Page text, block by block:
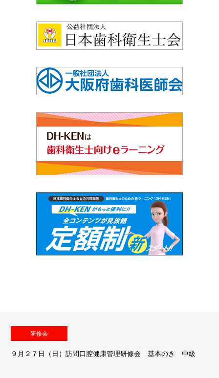
研修会
９月２７日（日）訪問口腔健康管理研修会 基本のき 中級